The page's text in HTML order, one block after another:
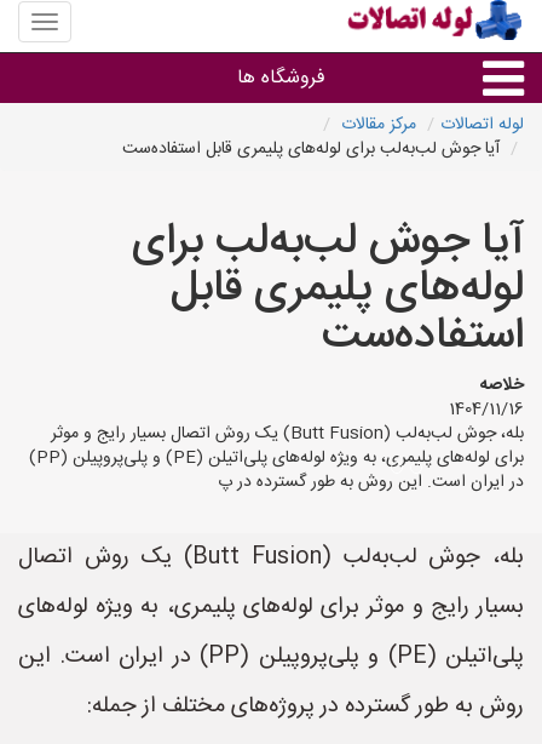
منوی
سایت
فروشگاه ها
لوله و اتصالات
سایر گروه ها
فروشگاه های لوله و اتصالات
لوله اتصالات
مرکز مقالات
آیا جوش لب‌به‌لب برای لوله‌های پلیمری قابل استفاده‌ست
آیا جوش لب‌به‌لب برای
لوله‌های پلیمری قابل
استفاده‌ست
خلاصه
1404/11/16
بله، جوش لب‌به‌لب (Butt Fusion) یک روش اتصال بسیار رایج و موثر
برای لوله‌های پلیمری، به ویژه لوله‌های پلی‌اتیلن (PE) و پلی‌پروپیلن (PP)
در ایران است. این روش به طور گسترده در پ
بله، جوش لب‌به‌لب (Butt Fusion) یک روش اتصال
بسیار رایج و موثر برای لوله‌های پلیمری، به ویژه لوله‌های
پلی‌اتیلن (PE) و پلی‌پروپیلن (PP) در ایران است. این
روش به طور گسترده در پروژه‌های مختلف از جمله: